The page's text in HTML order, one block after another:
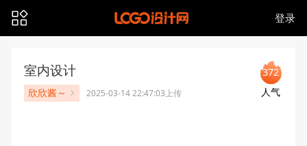
登录
室内设计
欣欣酱～ 2025-03-14 22:47:03上传
372
人气